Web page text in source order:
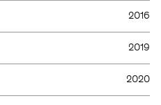
2016
2019
2020